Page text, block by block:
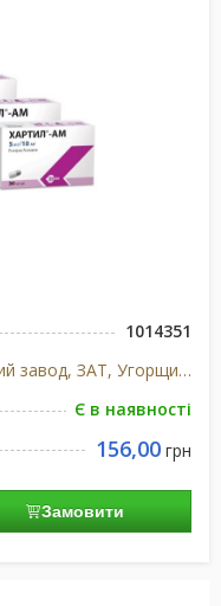
1014351
Егіс, Фармацевтичний завод, ЗАТ, Угорщина
Є в наявності
156,00 грн
Замовити